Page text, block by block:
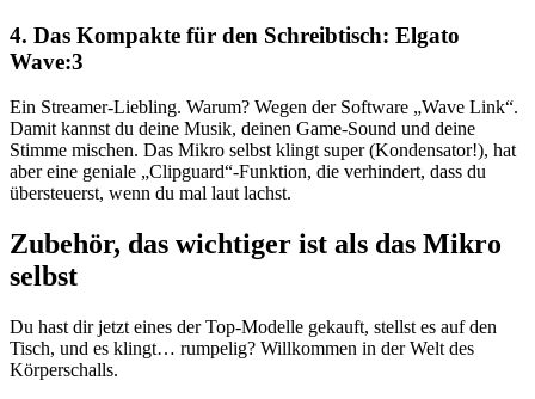
4. Das Kompakte für den Schreibtisch: Elgato
Wave:3
Ein Streamer-Liebling. Warum? Wegen der Software „Wave Link“.
Damit kannst du deine Musik, deinen Game-Sound und deine
Stimme mischen. Das Mikro selbst klingt super (Kondensator!), hat
aber eine geniale „Clipguard“-Funktion, die verhindert, dass du
übersteuerst, wenn du mal laut lachst.
Zubehör, das wichtiger ist als das Mikro
selbst
Du hast dir jetzt eines der Top-Modelle gekauft, stellst es auf den
Tisch, und es klingt… rumpelig? Willkommen in der Welt des
Körperschalls.